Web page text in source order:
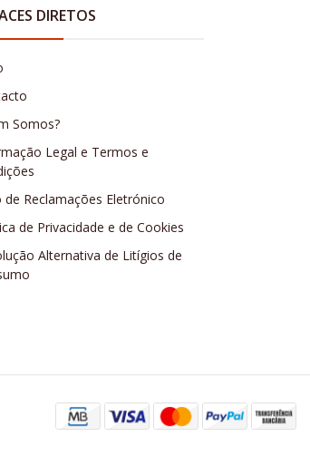
DIRETOS
Somos?
Legal e Termos e
de Reclamações Eletrónico
de Privacidade e de Cookies
Alternativa de Litígios de